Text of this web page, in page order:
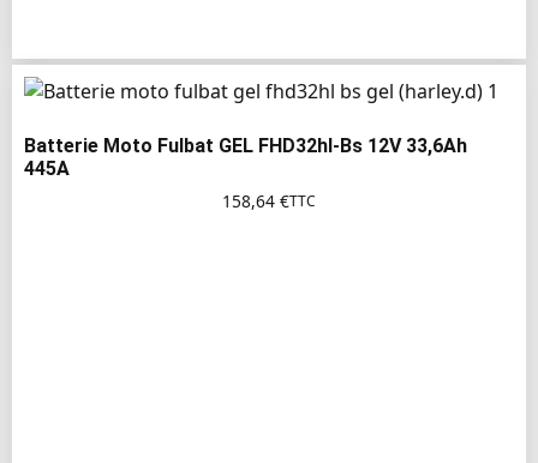
Batterie Moto Fulbat GEL FHD32hl-Bs 12V 33,6Ah
445A
158,64 €TTC